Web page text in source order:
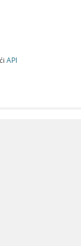
API